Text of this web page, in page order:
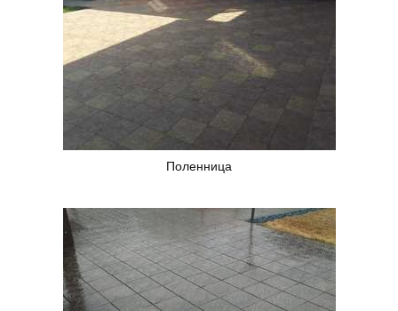
Поленница